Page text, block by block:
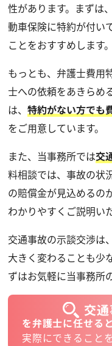
性があります。まずは
動車保険に特約が付い
ことをおすすめします。
もっとも、弁護士費用
士への依頼をあきらめ
は、 特約がない方でも
をご用意しています。
また、当事務所では交
料相談では、事故の状
の賠償金が見込めるの
わかりやすくご説明い
交通事故の示談交渉は
大きく変わることも少
ずはお気軽に当事務所
交
を弁護士に任せる
実際にできること